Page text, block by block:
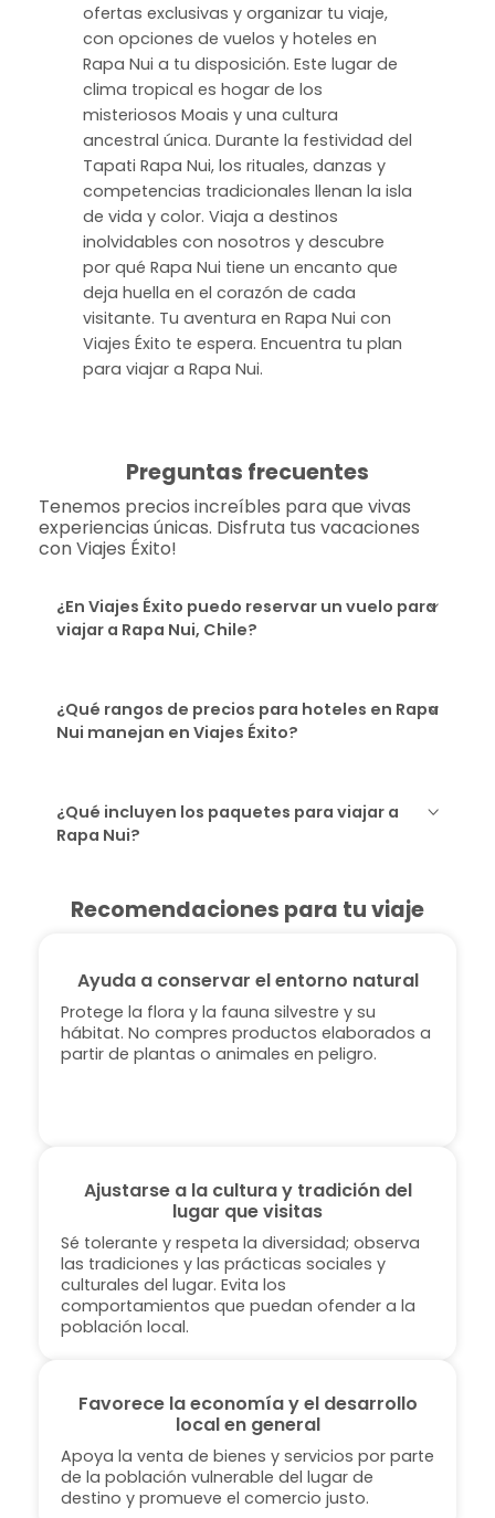
ofertas exclusivas y organizar tu viaje,
con opciones de vuelos y hoteles en
Rapa Nui a tu disposición. Este lugar de
clima tropical es hogar de los
misteriosos Moais y una cultura
ancestral única. Durante la festividad del
Tapati Rapa Nui, los rituales, danzas y
competencias tradicionales llenan la isla
de vida y color. Viaja a destinos
inolvidables con nosotros y descubre
por qué Rapa Nui tiene un encanto que
deja huella en el corazón de cada
visitante. Tu aventura en Rapa Nui con
Viajes Éxito te espera. Encuentra tu plan
para viajar a Rapa Nui.
Preguntas frecuentes
Tenemos precios increíbles para que vivas
experiencias únicas. Disfruta tus vacaciones
con Viajes Éxito!
¿En Viajes Éxito puedo reservar un vuelo para
viajar a Rapa Nui, Chile?
¿Qué rangos de precios para hoteles en Rapa
Nui manejan en Viajes Éxito?
¿Qué incluyen los paquetes para viajar a
Rapa Nui?
Recomendaciones para tu viaje
Ayuda a conservar el entorno natural
Protege la flora y la fauna silvestre y su
hábitat. No compres productos elaborados a
partir de plantas o animales en peligro.
Ajustarse a la cultura y tradición del
lugar que visitas
Sé tolerante y respeta la diversidad; observa
las tradiciones y las prácticas sociales y
culturales del lugar. Evita los
comportamientos que puedan ofender a la
población local.
Favorece la economía y el desarrollo
local en general
Apoya la venta de bienes y servicios por parte
de la población vulnerable del lugar de
destino y promueve el comercio justo.